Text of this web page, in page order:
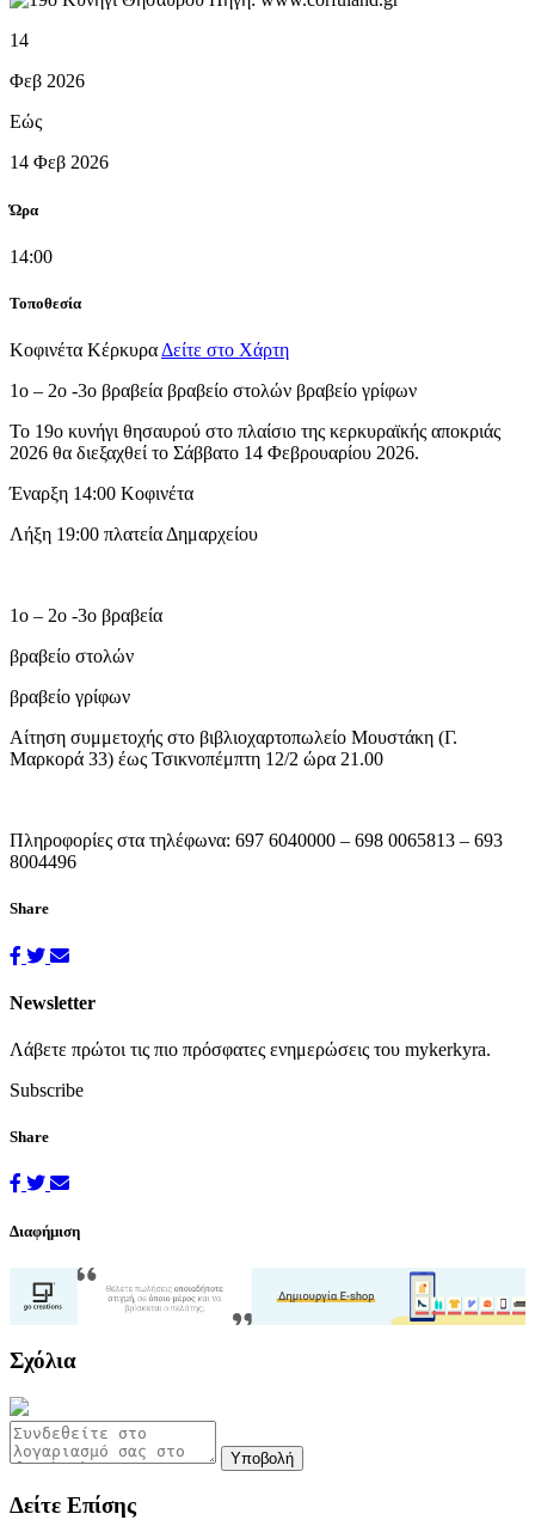
14
Φεβ 2026
Εώς
14 Φεβ 2026
Ώρα
14:00
Τοποθεσία
Κοφινέτα Κέρκυρα Δείτε στο Χάρτη
1ο – 2ο -3ο βραβεία βραβείο στολών βραβείο γρίφων
Το 19ο κυνήγι θησαυρού στο πλαίσιο της κερκυραϊκής αποκριάς
2026 θα διεξαχθεί το Σάββατο 14 Φεβρουαρίου 2026.
Έναρξη 14:00 Κοφινέτα
Λήξη 19:00 πλατεία Δημαρχείου
1ο – 2ο -3ο βραβεία
βραβείο στολών
βραβείο γρίφων
Αίτηση συμμετοχής στο βιβλιοχαρτοπωλείο Μουστάκη (Γ.
Μαρκορά 33) έως Τσικνοπέμπτη 12/2 ώρα 21.00
Πληροφορίες στα τηλέφωνα: 697 6040000 – 698 0065813 – 693
8004496
Share
Newsletter
Λάβετε πρώτοι τις πιο πρόσφατες ενημερώσεις του mykerkyra.
Subscribe
Share
Διαφήμιση
Σχόλια
Υποβολή
Δείτε Επίσης